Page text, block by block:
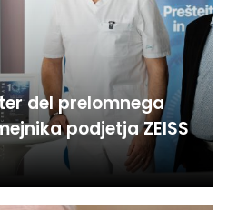
del prelomnega
podjetja ZEISS